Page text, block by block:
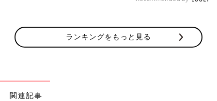
ランキングをもっと見る
関連記事